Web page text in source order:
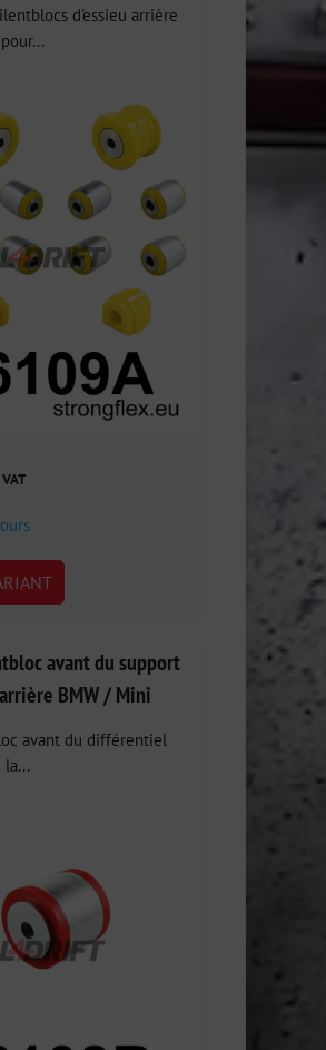
d'essieu arrière
avant du support
BMW / Mini
avant du différentiel
la...